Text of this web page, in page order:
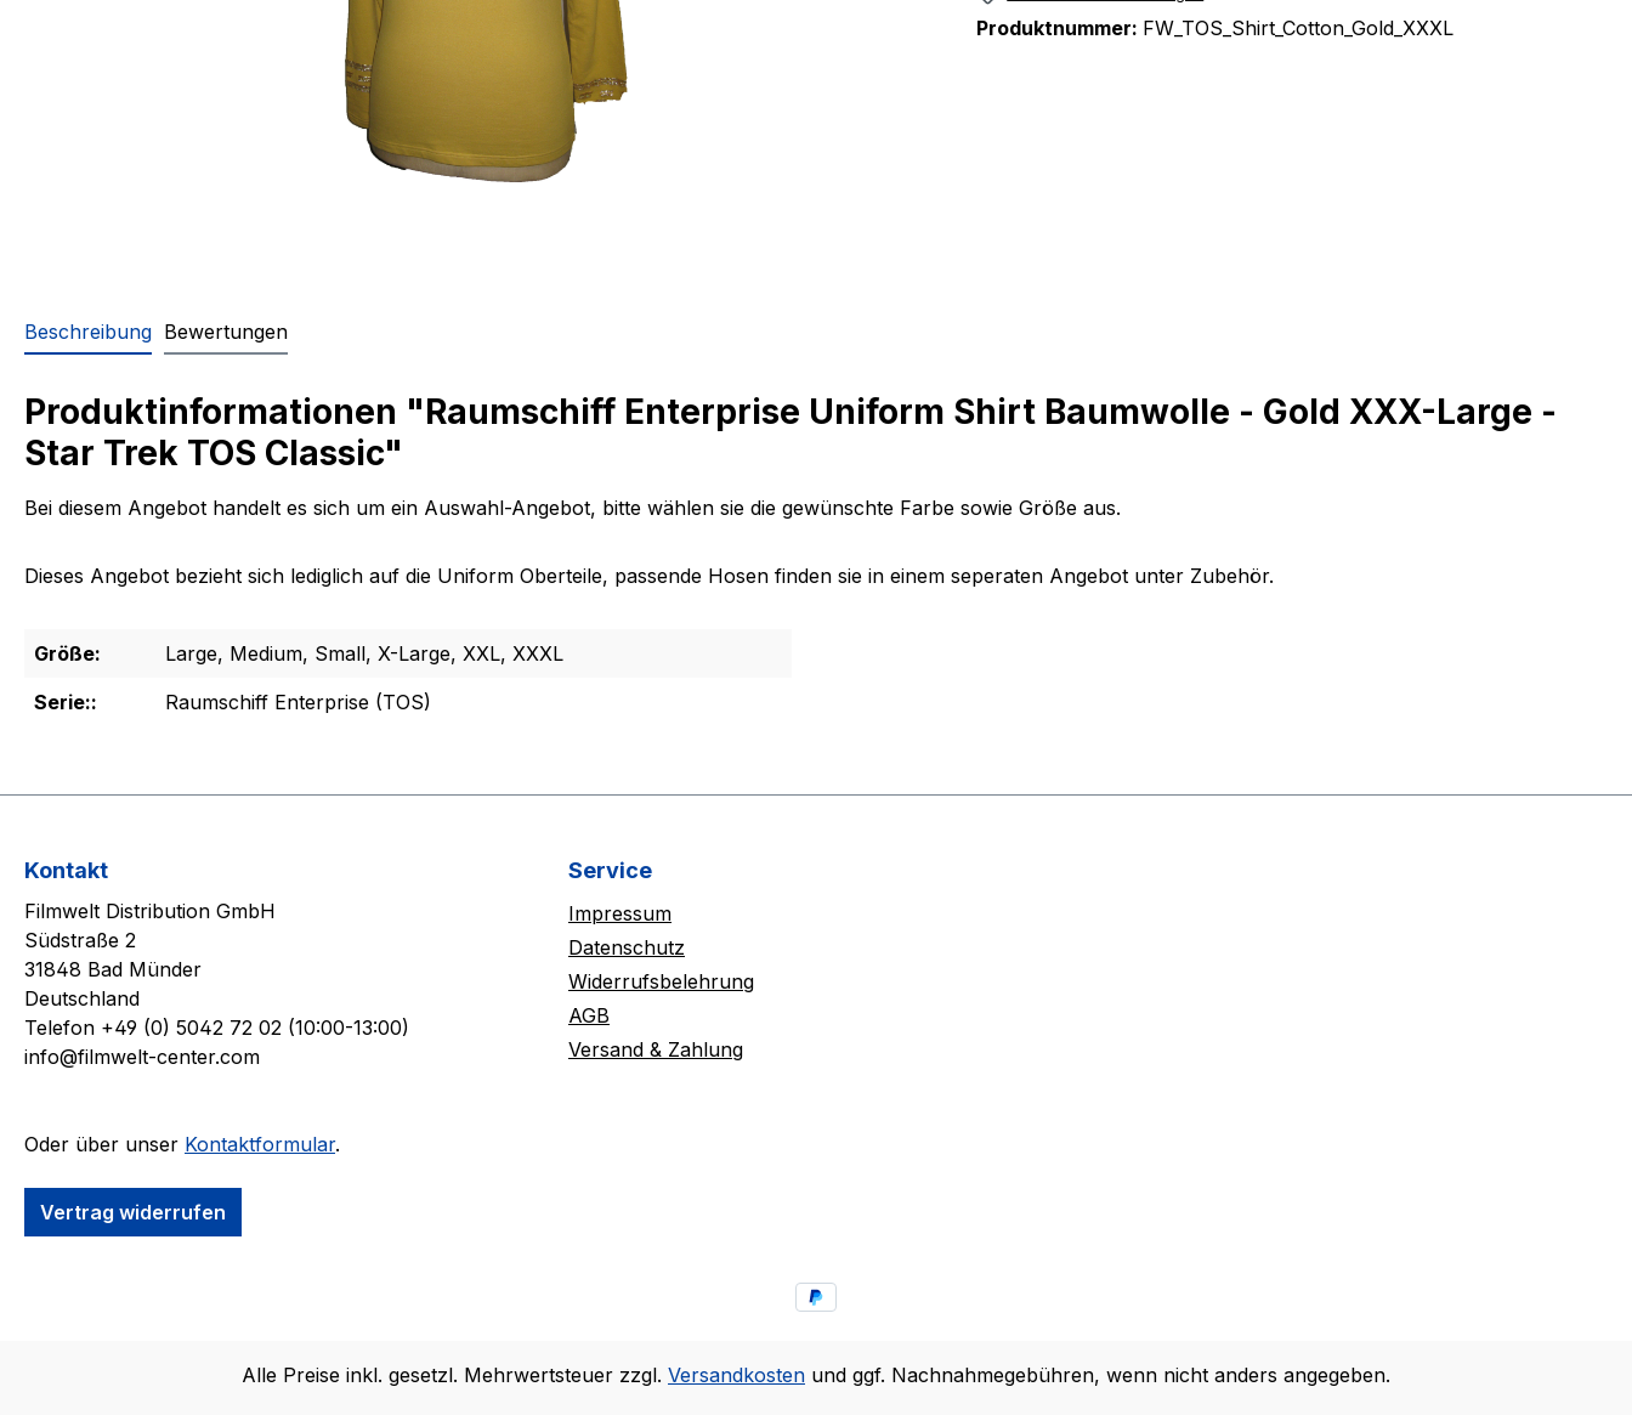
Produktnummer: FW_TOS_Shirt_Cotton_Gold_XXXL
Beschreibung Bewertungen
Produktinformationen "Raumschiff Enterprise Uniform Shirt Baumwolle - Gold XXX-Large -
Star Trek TOS Classic"
Bei diesem Angebot handelt es sich um ein Auswahl-Angebot, bitte wählen sie die gewünschte Farbe sowie Größe aus.
Dieses Angebot bezieht sich lediglich auf die Uniform Oberteile, passende Hosen finden sie in einem seperaten Angebot unter Zubehör.
Größe:
Large, Medium, Small, X-Large, XXL, XXXL
Serie::
Raumschiff Enterprise (TOS)
Kontakt
Filmwelt Distribution GmbH
Südstraße 2
31848 Bad Münder
Deutschland
Telefon +49 (0) 5042 72 02 (10:00-13:00)
info@filmwelt-center.com
Oder über unser Kontaktformular.
Vertrag widerrufen
Service
Impressum
Datenschutz
Widerrufsbelehrung
AGB
Versand & Zahlung
Alle Preise inkl. gesetzl. Mehrwertsteuer zzgl. Versandkosten und ggf. Nachnahmegebühren, wenn nicht anders angegeben.